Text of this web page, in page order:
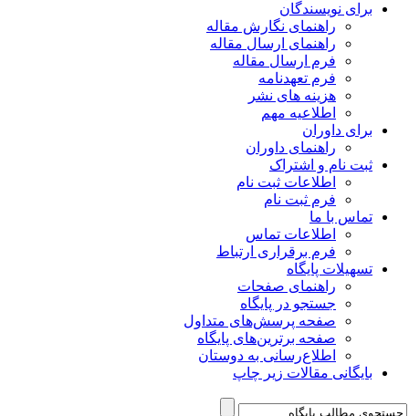
برای نویسندگان
راهنمای نگارش مقاله
راهنمای ارسال مقاله
فرم ارسال مقاله
فرم تعهدنامه
هزینه های نشر
اطلاعیه مهم
برای داوران
راهنمای داوران
ثبت نام و اشتراک
اطلاعات ثبت نام
فرم ثبت نام
تماس با ما
اطلاعات تماس
فرم برقراری ارتباط
تسهیلات پایگاه
راهنمای صفحات
جستجو در پایگاه
صفحه پرسش‌های متداول
صفحه برترین‌های پایگاه
اطلاع‌رسانی به دوستان
بایگانی مقالات زیر چاپ